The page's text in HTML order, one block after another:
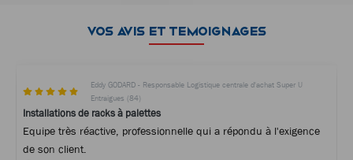
VOS AVIS ET TEMOIGNAGES
Eddy GODARD - Responsable Logistique centrale d'achat Super U
Entraigues (84)
Installations de racks à palettes
Equipe très réactive, professionnelle qui a répondu à l'exigence
de son client.